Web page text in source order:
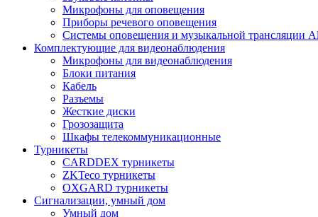
Микрофоны для оповещения
Приборы речевого оповещения
Системы оповещения и музыкальной трансляции
Комплектующие для видеонаблюдения
Микрофоны для видеонаблюдения
Блоки питания
Кабель
Разъемы
Жесткие диски
Грозозащита
Шкафы телекоммуникационные
Турникеты
CARDDEX турникеты
ZKTeco турникеты
OXGARD турникеты
Сигнализации, умный дом
Умный дом